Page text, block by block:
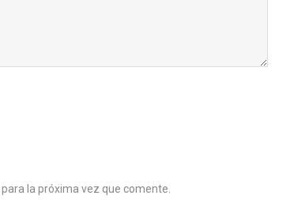
la próxima vez que comente.